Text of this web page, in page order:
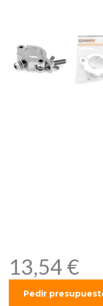
13,54 €